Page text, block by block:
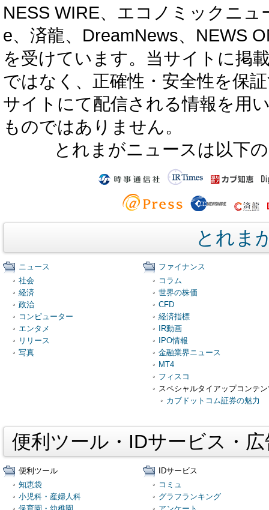
NESS WIRE、エコノミックニ
e、済龍、DreamNews、NEWS
を受けています。当サイトに掲
ではなく、正確性・安全性を保
サイトにて配信される情報を用
ものではありません。
とれまがニュースは以下
とれま
ニュース
社会
経済
政治
コンピューター
エンタメ
リリース
写真
ファイナンス
コラム
世界の株価
CFD
経済指標
IR動画
IPO情報
金融業界ニュース
MT4
フィスコ
スペシャルタイアップコンテ
カブドットコム証券の魅力
便利ツール・IDサービス・
便利ツール
知恵袋
小児科・産婦人科
IDサービス
コミュ
グラフランキング